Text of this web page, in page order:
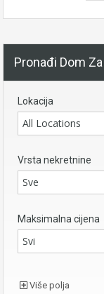
Pronađi Dom
Lokacija
All Locations
Vrsta nekretnine
Sve
Maksimalna cijena
Svi
Više polja